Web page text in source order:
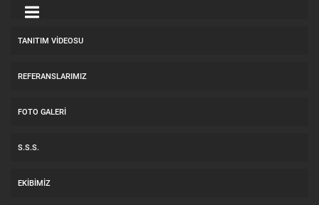
TANITIM VIDEOSU
REFERANSLARIMIZ
FOTO GALERI
S.S.S.
EKIBIMIZ